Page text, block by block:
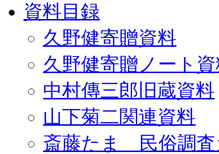
資料目録
久野健寄贈資料
久野健寄贈ノート
中村傳三郎旧蔵資料
山下菊二関連資料
斎藤たま 民俗調査